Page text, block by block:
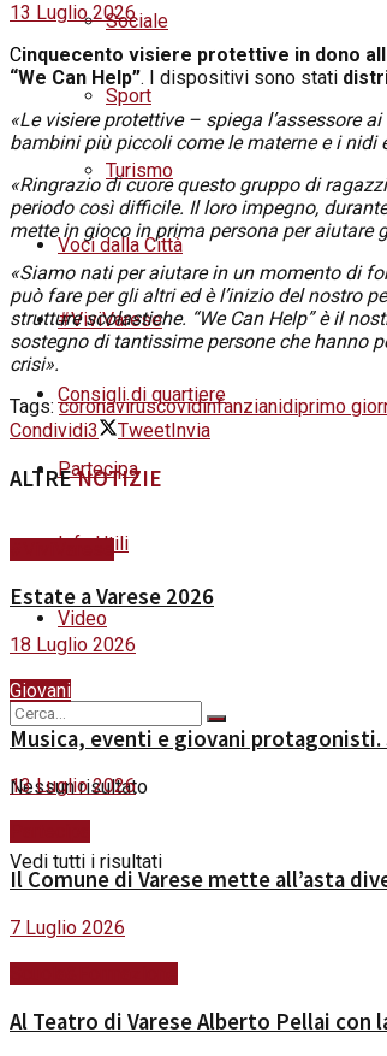
Sociale
Sport
Turismo
Voci dalla Città
#ViviVarese
Consigli di quartiere
Partecipa
Info Utili
Video
Nessun risultato
Vedi tutti i risultati
13 Luglio 2026
Cinquecento visiere protettive in dono
“We Can Help”. I dispositivi sono stati
«Le visiere protettive – spiega l’assessore
bambini più piccoli come le materne e i nidi
«Ringrazio di cuore questo gruppo di
periodo così difficile. Il loro impegno,
mette in gioco in prima persona per aiutare
«Siamo nati per aiutare in un momento di
può fare per gli altri ed è l’inizio del nostro
strutture scolastiche. “We Can Help” è il
sostegno di tantissime persone che hanno
crisi».
Tags: coronaviruscovidinfanzianidiprimo
Condividi3 TweetInvia
ALTRENOTIZIE
Estate a Varese 2026
18 Luglio 2026
Giovani
Musica, eventi e giovani protagonisti.
13 Luglio 2026
Il Comune di Varese mette all’asta
7 Luglio 2026
Al Teatro di Varese Alberto Pellai con